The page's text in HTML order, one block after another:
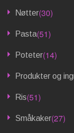
Nøtter(30)
Pasta(51)
Poteter(14)
Produkter og
Ris(51)
Småkaker(27)